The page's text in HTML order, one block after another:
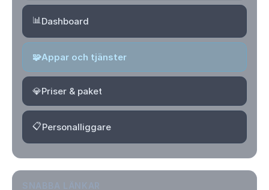
📊Dashboard
🧩Appar och tjänster
💎Priser & paket
📋Personalliggare